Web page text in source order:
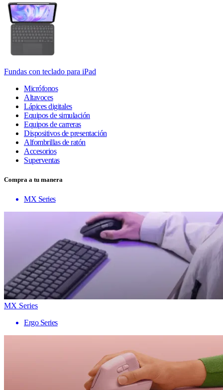
Fundas con teclado para iPad
Micrófonos
Altavoces
Lápices digitales
Equipos de simulación
Equipos de carreras
Dispositivos de presentación
Alfombrillas de ratón
Accesorios
Superventas
Compra a tu manera
MX Series
MX Series
Ergo Series